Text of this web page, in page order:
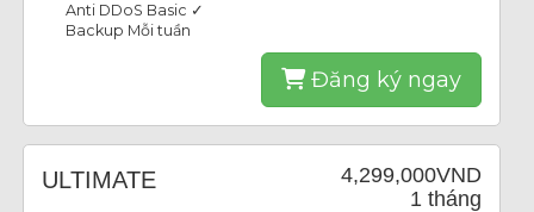
Anti DDoS Basic ✓
Backup Mỗi tuần
Đăng ký ngay
4,299,000VND
1 tháng
ULTIMATE